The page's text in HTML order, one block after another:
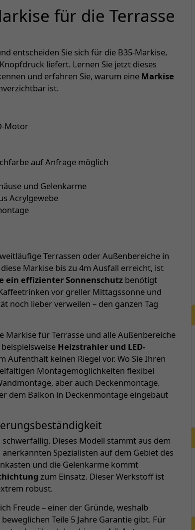
für die Terrasse
entscheiden Sie sich für die B35-Markise,
liefert. Lernen Sie jetzt dieses
und erfahren Sie, warum eine Markise
ist.
Motor
auf Anfrage möglich
und Gelenkarme
Acrylgewebe
Terrassen oder Außenbereiche in
Markise bis zu 4m Ausfall erreicht, ist
ein effizienter Sonnenschutz benötigt
vor greller Mittagssonne und
noch lieber verweilen – den ganzen Tag
Markise für Terrasse und alle Außenbereiche
Heizstrahler und LED-
Aufenthalt keinen Riegel vor. Wo Sie Ihren
Montagemöglichkeiten flexibel
aber auch Deckenmontage.
dem Balkon in Deckenmontage eingebaut
Dieses Modell stammt aus dem
Spezialisten auf dem Gebiet des
und die Gelenkarme kommt
zum Einsatz. Dieser Werkstoff ist
robust.
Freude – einer der Gründe, weshalb
Teile 5 Jahre Garantie gibt. Für